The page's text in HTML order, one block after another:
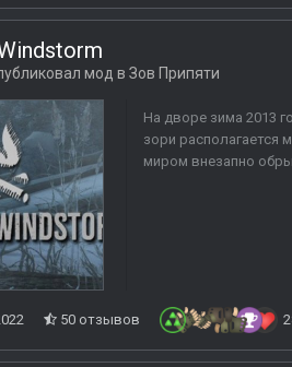
мод в Зов Припяти
На дворе зима 2013
зори располагается
миром внезапно
50 отзывов